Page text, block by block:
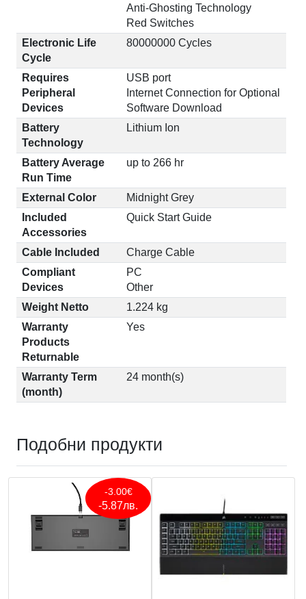
Anti-Ghosting Technology
Red Switches
Electronic Life
Cycle
80000000 Cycles
Requires
Peripheral
Devices
USB port
Internet Connection for Optional
Software Download
Battery
Technology
Lithium Ion
Battery Average
Run Time
up to 266 hr
External Color
Midnight Grey
Included
Accessories
Quick Start Guide
Cable Included
Charge Cable
Compliant
Devices
PC
Other
Weight Netto
1.224 kg
Warranty
Products
Returnable
Yes
Warranty Term
(month)
24 month(s)
Подобни продукти
-3.00€
-5.87лв.